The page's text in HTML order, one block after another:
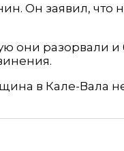
Он заявил, что
они разорвали
в Кале-Вала